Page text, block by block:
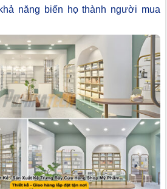
năng biến họ thành người mua